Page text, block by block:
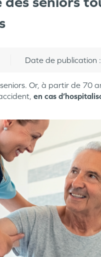
Date de publication :
Or, à partir de 70
en cas